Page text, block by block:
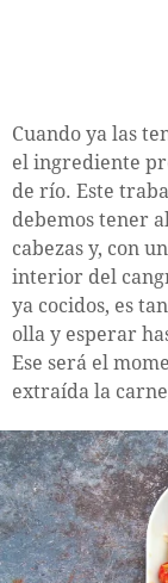
Cuando ya las
el ingrediente
de río. Este
debemos tener
cabezas y, con
interior del
ya cocidos, es
olla y esperar
Ese será el
extraída la